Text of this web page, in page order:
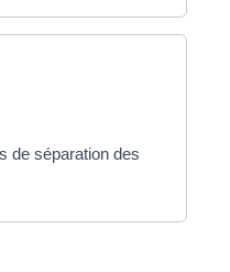
de séparation des